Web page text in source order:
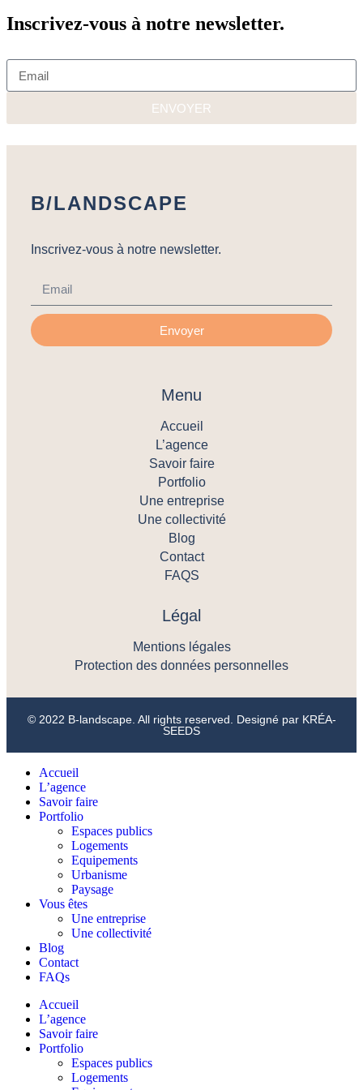
Inscrivez-vous à notre newsletter.
ENVOYER
B/LANDSCAPE
Inscrivez-vous à notre newsletter.
Envoyer
Menu
Accueil
L’agence
Savoir faire
Portfolio
Une entreprise
Une collectivité
Blog
Contact
FAQS
Légal
Mentions légales
Protection des données personnelles
© 2022 B-landscape. All rights reserved. Designé par KRÉA-
SEEDS
Accueil
L’agence
Savoir faire
Portfolio
Espaces publics
Logements
Equipements
Urbanisme
Paysage
Vous êtes
Une entreprise
Une collectivité
Blog
Contact
FAQs
Accueil
L’agence
Savoir faire
Portfolio
Espaces publics
Logements